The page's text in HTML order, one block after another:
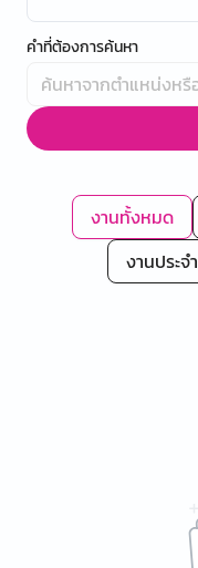
คำที่ต้องการค้นหา
งานทั้งหมด
งานประจำ